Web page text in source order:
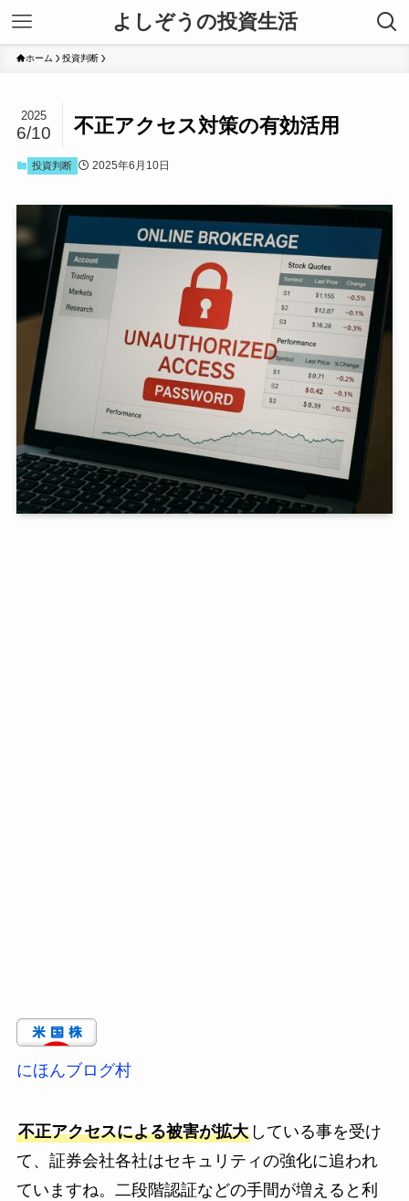
よしぞうの投資生活
ホーム 投資判断
不正アクセス対策の有効活用
2025
6/10
投資判断 2025年6月10日
にほんブログ村
不正アクセスによる被害が拡大している事を受け
て、証券会社各社はセキュリティの強化に追われ
ていますね。二段階認証などの手間が増えると利